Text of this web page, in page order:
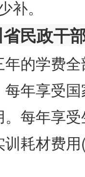
。
民政干
的学费
年享受
每年享
耗材费